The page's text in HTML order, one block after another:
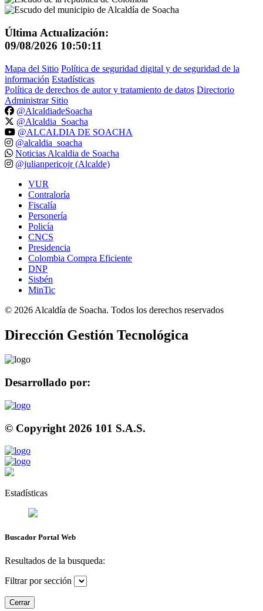
Última Actualización:
09/08/2026 10:50:11
Mapa del Sitio Política de seguridad digital y de seguridad de la
información Estadísticas
Política de derechos de autor y tratamiento de datos Directorio
Administrar Sitio
@AlcaldiadeSoacha
@Alcaldia_Soacha
@ALCALDIA DE SOACHA
@alcaldia_soacha
Noticias Alcaldia de Soacha
@julianpericojr (Alcalde)
VUR
Contraloría
Fiscalía
Personería
Policía
CNCS
Presidencia
Colombia Compra Eficiente
DNP
Sisbén
MinTic
© 2026 Alcaldía de Soacha. Todos los derechos reservados
Dirección Gestión Tecnológica
Desarrollado por:
© Copyright 2026 101 S.A.S.
Estadísticas
Buscador Portal Web
Resultados de la busqueda:
Filtrar por sección
Cerrar